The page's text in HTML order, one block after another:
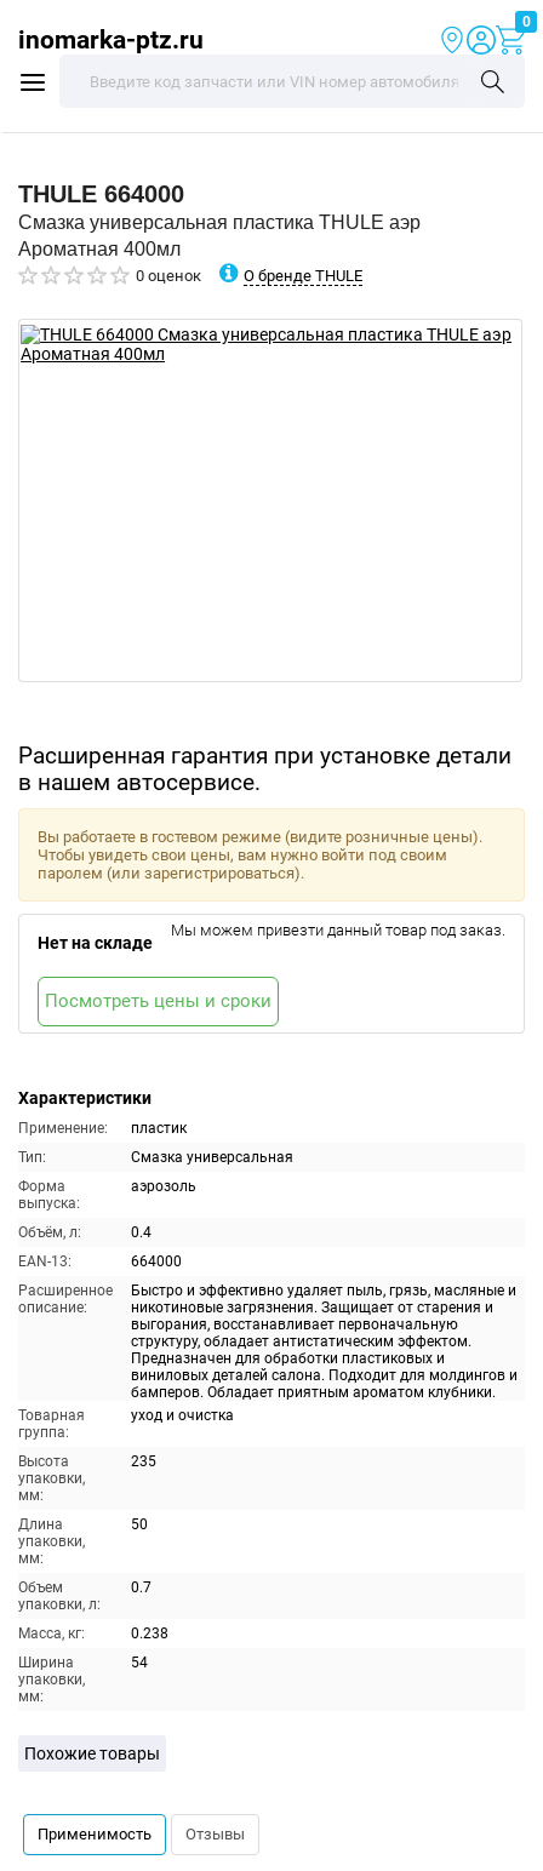
inomarka-ptz.ru
0
THULE 664000
Смазка универсальная пластика THULE аэр
Ароматная 400мл
0 оценок О бренде THULE
Расширенная гарантия при установке детали
в нашем автосервисе.
Характеристики
Применение:
пластик
Тип:
Смазка универсальная
Форма
выпуска:
аэрозоль
Объём, л:
0.4
EAN-13:
664000
Расширенное
описание:
Быстро и эффективно удаляет пыль, грязь, масляные и
никотиновые загрязнения. Защищает от старения и
выгорания, восстанавливает первоначальную
структуру, обладает антистатическим эффектом.
Предназначен для обработки пластиковых и
виниловых деталей салона. Подходит для молдингов и
бамперов. Обладает приятным ароматом клубники.
Товарная
группа:
уход и очистка
Высота
упаковки,
мм:
235
Длина
упаковки,
мм:
50
Объем
упаковки, л:
0.7
Масса, кг:
0.238
Ширина
упаковки,
мм:
54
Вы работаете в гостевом режиме (видите розничные цены).
Чтобы увидеть свои цены, вам нужно войти под своим
паролем (или зарегистрироваться).
Нет на складе
Мы можем привезти данный товар под заказ.
Посмотреть цены и сроки
Похожие товары
Применимость Отзывы